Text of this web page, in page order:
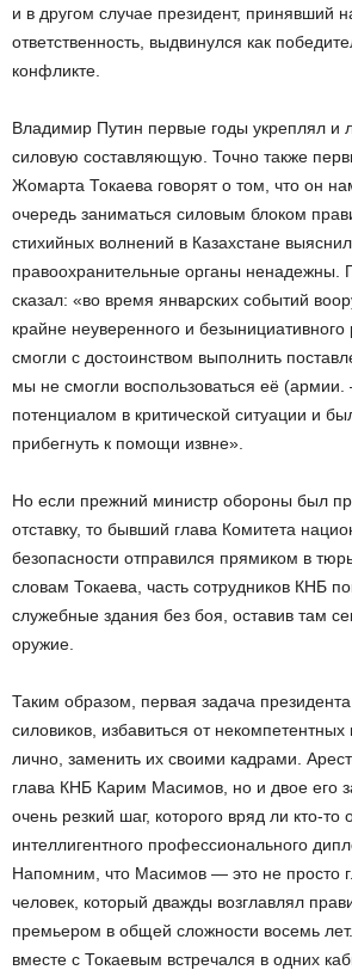
и в другом случае президент, принявший
ответственность, выдвинулся как
конфликте.
Владимир Путин первые годы укреплял и
силовую составляющую. Точно также
Жомарта Токаева говорят о том, что он
очередь заниматься силовым блоком
стихийных волнений в Казахстане
правоохранительные органы ненадежны.
сказал: «во время январских событий
крайне неуверенного и
смогли с достоинством выполнить
мы не смогли воспользоваться её
потенциалом в критической ситуации и
прибегнуть к помощи извне».
Но если прежний министр обороны был
отставку, то бывший глава Комитета
безопасности отправился прямиком в
словам Токаева, часть сотрудников КНБ
служебные здания без боя, оставив там
оружие.
Таким образом, первая задача
силовиков, избавиться от
лично, заменить их своими кадрами.
глава КНБ Карим Масимов, но и двое его
очень резкий шаг, которого вряд ли кто-то
интеллигентного профессионального
Напомним, что Масимов — это не просто
человек, который дважды возглавлял
премьером в общей сложности восемь
вместе с Токаевым встречался в одних